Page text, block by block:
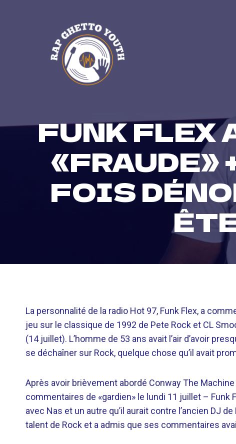
FUNK FLEX
«FRAUDE»
FOIS
La personnalité de la radio Hot 97, Funk Flex, a
jeu sur le classique de 1992 de Pete Rock et CL
(14 juillet). L’homme de 53 ans avait l’air d’avoir
se déchaîner sur Rock, quelque chose qu’il avait
Après avoir brièvement abordé Conway The
commentaires de «gardien» le lundi 11 juillet –
avec Nas et un autre qu’il aurait contre l’ancien DJ
talent de Rock et a admis que ses commentaires